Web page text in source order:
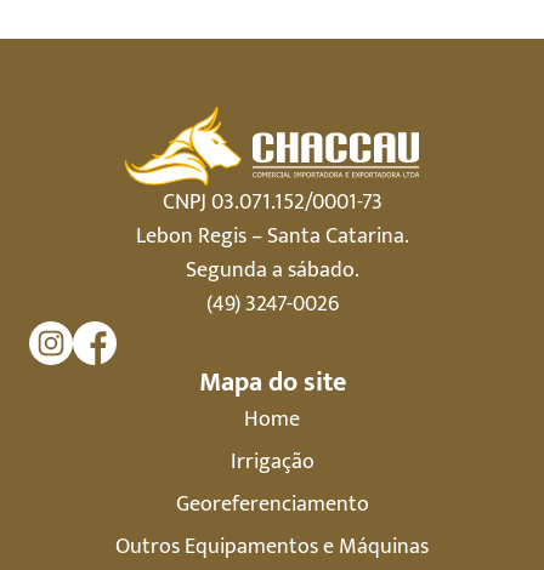
CNPJ 03.071.152/0001-73
Lebon Regis – Santa Catarina.
Segunda a sábado.
(49) 3247-0026
Mapa do site
Home
Irrigação
Georeferenciamento
Outros Equipamentos e Máquinas